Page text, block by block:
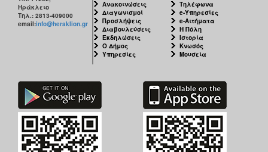
Ηράκλειο
Τηλ.: 2813-409000
email:info@heraklion.gr
Ανακοινώσεις
Διαγωνισμοί
Προσλήψεις
Διαβουλεύσεις
Εκδηλώσεις
Ο Δήμος
Υπηρεσίες
Τηλέφωνα
e-Υπηρεσίες
e-Αιτήματα
Η Πόλη
Ιστορία
Κνωσός
Μουσεία